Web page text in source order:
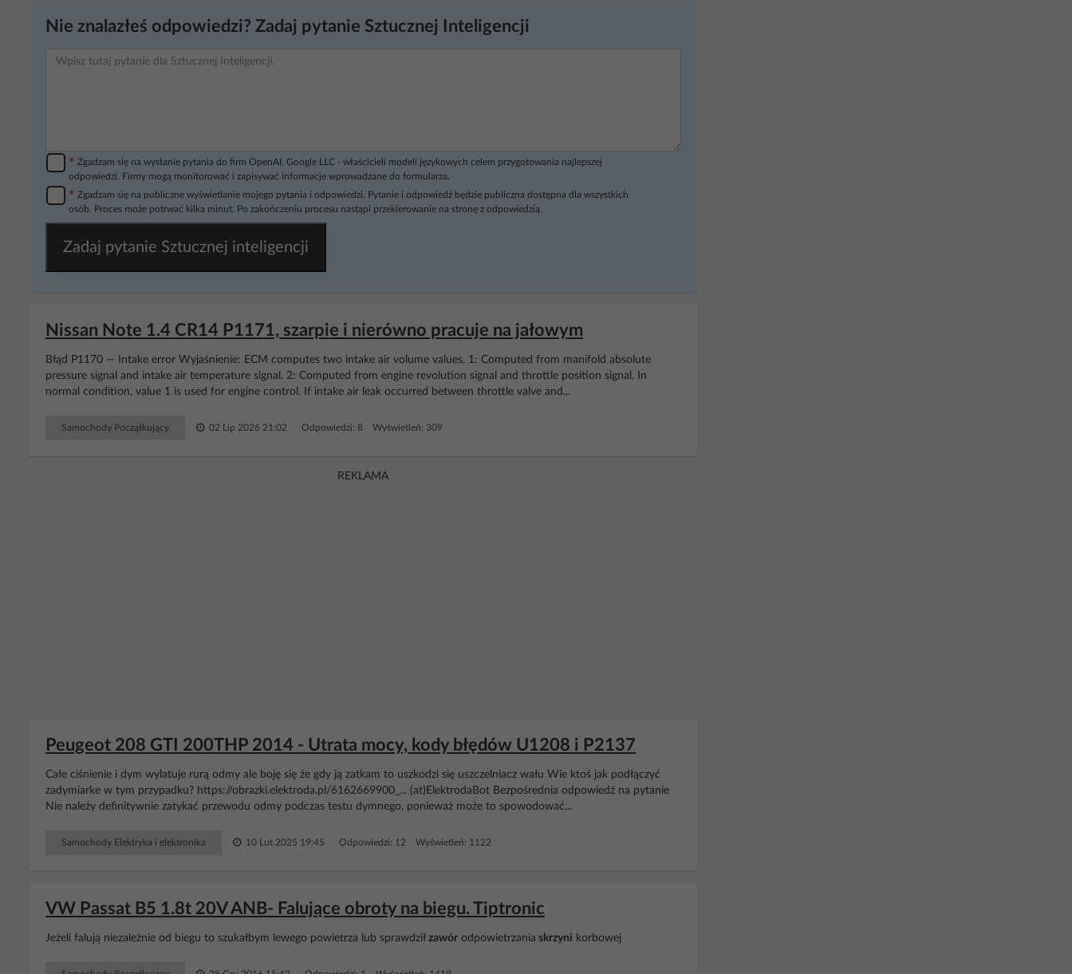
Nie znalazłeś odpowiedzi? Zadaj pytanie Sztucznej Inteligencji
* Zgadzam się na wysłanie pytania do firm OpenAI, Google LLC - właścicieli modeli językowych celem przygotowania najlepszej
odpowiedzi. Firmy mogą monitorować i zapisywać informacje wprowadzane do formularza.
* Zgadzam się na publiczne wyświetlanie mojego pytania i odpowiedzi. Pytanie i odpowiedź będzie publiczna dostępna dla wszystkich
osób. Proces może potrwać kilka minut. Po zakończeniu procesu nastąpi przekierowanie na stronę z odpowiedzią.
Zadaj pytanie Sztucznej inteligencji
Nissan Note 1.4 CR14 P1171, szarpie i nierówno pracuje na jałowym
Błąd P1170 — Intake error Wyjaśnienie: ECM computes two intake air volume values. 1: Computed from manifold absolute
pressure signal and intake air temperature signal. 2: Computed from engine revolution signal and throttle position signal. In
normal condition, value 1 is used for engine control. If intake air leak occurred between throttle valve and...
Samochody Początkujący 02 Lip 2026 21:02 Odpowiedzi: 8 Wyświetleń: 309
REKLAMA
Peugeot 208 GTI 200THP 2014 - Utrata mocy, kody błędów U1208 i P2137
Całe ciśnienie i dym wylatuje rurą odmy ale boję się że gdy ją zatkam to uszkodzi się uszczelniacz wału Wie ktoś jak podłączyć
zadymiarke w tym przypadku? https://obrazki.elektroda.pl/6162669900_... (at)ElektrodaBot Bezpośrednia odpowiedź na pytanie
Nie należy definitywnie zatykać przewodu odmy podczas testu dymnego, ponieważ może to spowodować...
Samochody Elektryka i elektronika 10 Lut 2025 19:45 Odpowiedzi: 12 Wyświetleń: 1122
VW Passat B5 1.8t 20V ANB- Falujące obroty na biegu. Tiptronic
Jeżeli falują niezależnie od biegu to szukałbym lewego powietrza lub sprawdził zawór odpowietrzania skrzyni korbowej